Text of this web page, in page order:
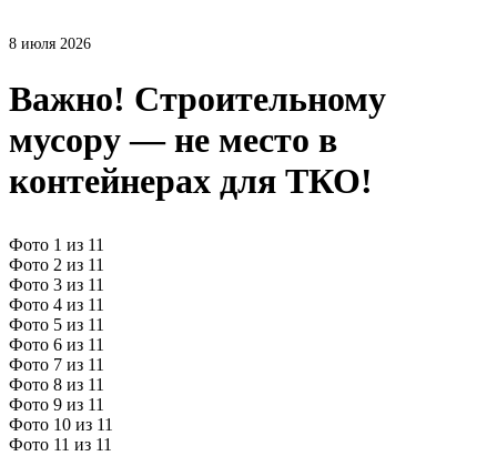
8 июля 2026
Важно! Строительному
мусору — не место в
контейнерах для ТКО!
Фото 1 из 11
Фото 2 из 11
Фото 3 из 11
Фото 4 из 11
Фото 5 из 11
Фото 6 из 11
Фото 7 из 11
Фото 8 из 11
Фото 9 из 11
Фото 10 из 11
Фото 11 из 11